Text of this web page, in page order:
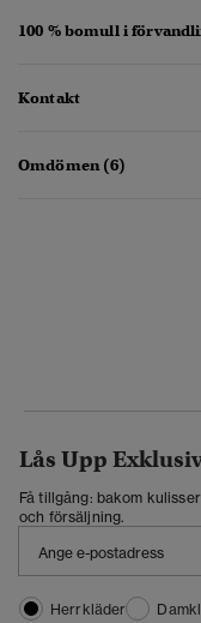
100 % bomull i
Kontakt
Omdömen (6)
Lås Upp
Få tillgång: bakom
och försäljning.
Herrkläder